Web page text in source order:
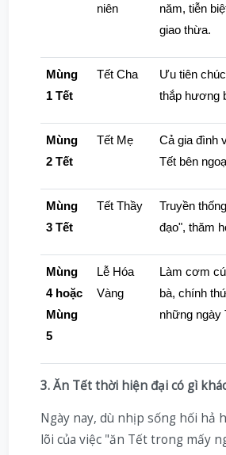
niên
năm, tiễn
giao thừa.
Mùng
1 Tết
Tết Cha
Ưu tiên
thắp hương
Mùng
2 Tết
Tết Mẹ
Cả gia đình
Tết bên
Mùng
3 Tết
Tết Thầy
Truyền
đạo", thăm
Mùng
4 hoặc
Mùng
5
Lễ Hóa
Vàng
Làm cơm
bà, chính
những ngày
3. Ăn Tết thời hiện đại có gì
Ngày nay, dù nhịp sống hối hả
lõi của việc "ăn Tết trong mấy